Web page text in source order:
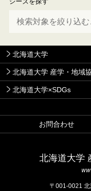
北海道大学
北海道大学 産学・地域
北海道大学×SDGs
お問合わせ
北海道⼤学
〒001-0021 北